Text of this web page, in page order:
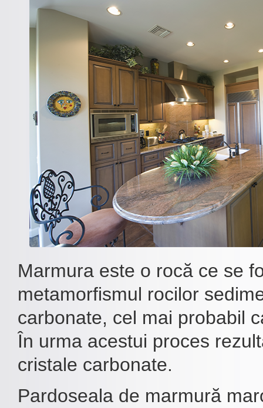
Marmura este o rocă ce se
metamorfismul rocilor
carbonate, cel mai probabil
În urma acestui proces
cristale carbonate.
Pardoseala de marmură